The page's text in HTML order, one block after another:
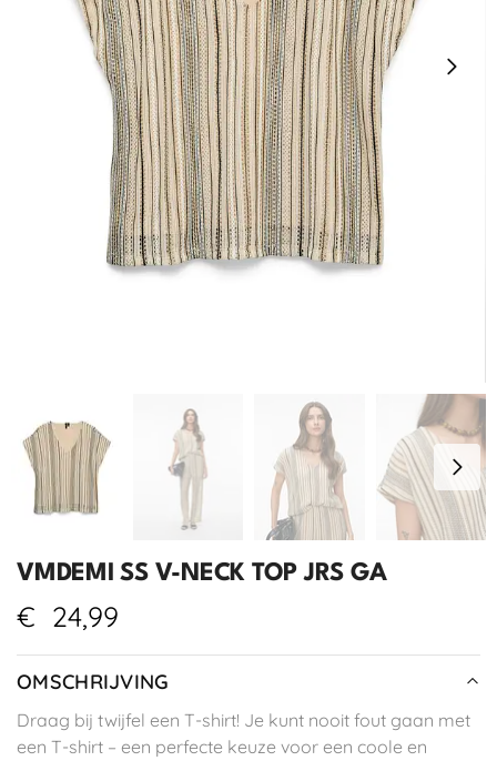
VMDEMI SS V-NECK TOP JRS GA
€ 24,99
OMSCHRIJVING
Draag bij twijfel een T-shirt! Je kunt nooit fout gaan met
een T-shirt – een perfecte keuze voor een coole en